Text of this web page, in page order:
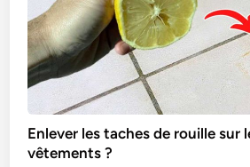
Enlever les taches de rouille sur
vêtements ?